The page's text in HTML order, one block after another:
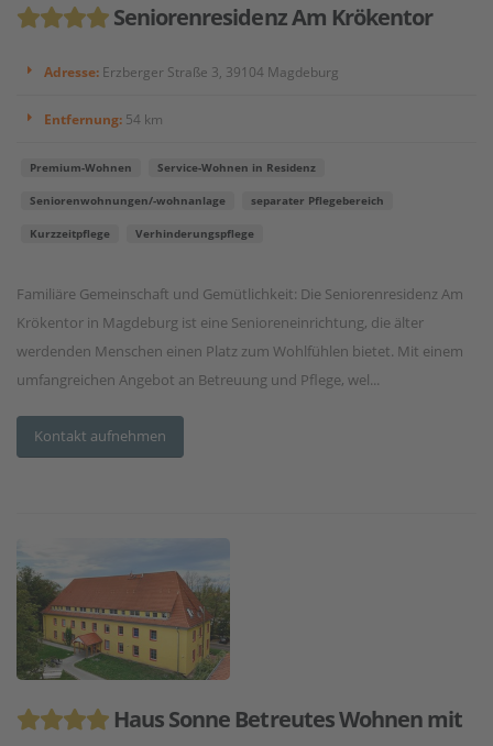
Seniorenresidenz Am Krökentor
Adresse: Erzberger Straße 3, 39104 Magdeburg
Entfernung: 54 km
Premium-Wohnen Service-Wohnen in Residenz
Seniorenwohnungen/-wohnanlage separater Pflegebereich
Kurzzeitpflege Verhinderungspflege
Familiäre Gemeinschaft und Gemütlichkeit: Die Seniorenresidenz Am
Krökentor in Magdeburg ist eine Senioreneinrichtung, die älter
werdenden Menschen einen Platz zum Wohlfühlen bietet. Mit einem
umfangreichen Angebot an Betreuung und Pflege, wel...
Kontakt aufnehmen
Haus Sonne Betreutes Wohnen mit